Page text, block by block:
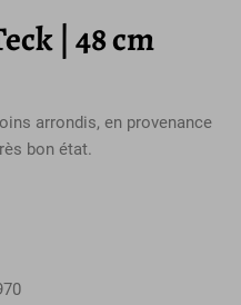
| 48 cm
arrondis, en provenance
bon état.